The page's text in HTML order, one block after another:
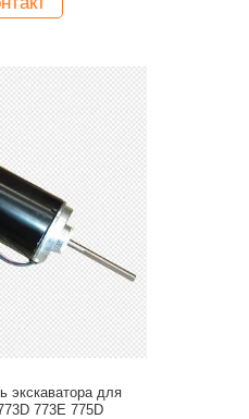
экскаватора для
773E 775D